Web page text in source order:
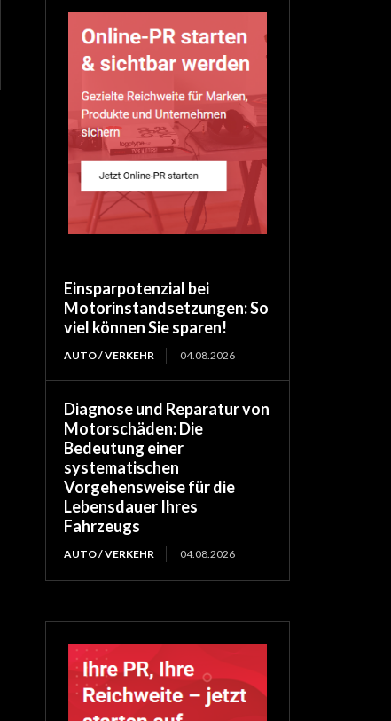
Einsparpotenzial bei
Motorinstandsetzungen: So
viel können Sie sparen!
AUTO / VERKEHR 04.08.2026
Diagnose und Reparatur von
Motorschäden: Die
Bedeutung einer
systematischen
Vorgehensweise für die
Lebensdauer Ihres
Fahrzeugs
AUTO / VERKEHR 04.08.2026